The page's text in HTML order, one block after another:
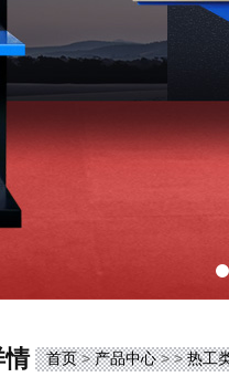
情 首页>产品中心> >热工